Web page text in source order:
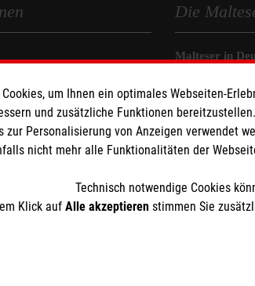
Die
Malteser in
Sharepoint
um Ihnen ein optimales Webseiten-
und zusätzliche Funktionen
zur Personalisierung von Anzeigen verwendet
nicht mehr alle Funktionalitäten der
Technisch notwendige Cookies
Klick auf Alle akzeptieren stimmen Sie